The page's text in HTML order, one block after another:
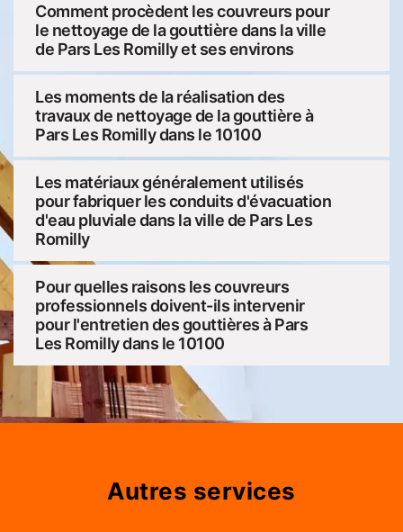
Comment procèdent les couvreurs pour
le nettoyage de la gouttière dans la ville
de Pars Les Romilly et ses environs
Les moments de la réalisation des
travaux de nettoyage de la gouttière à
Pars Les Romilly dans le 10100
Les matériaux généralement utilisés
pour fabriquer les conduits d'évacuation
d'eau pluviale dans la ville de Pars Les
Romilly
Pour quelles raisons les couvreurs
professionnels doivent-ils intervenir
pour l'entretien des gouttières à Pars
Les Romilly dans le 10100
Autres services